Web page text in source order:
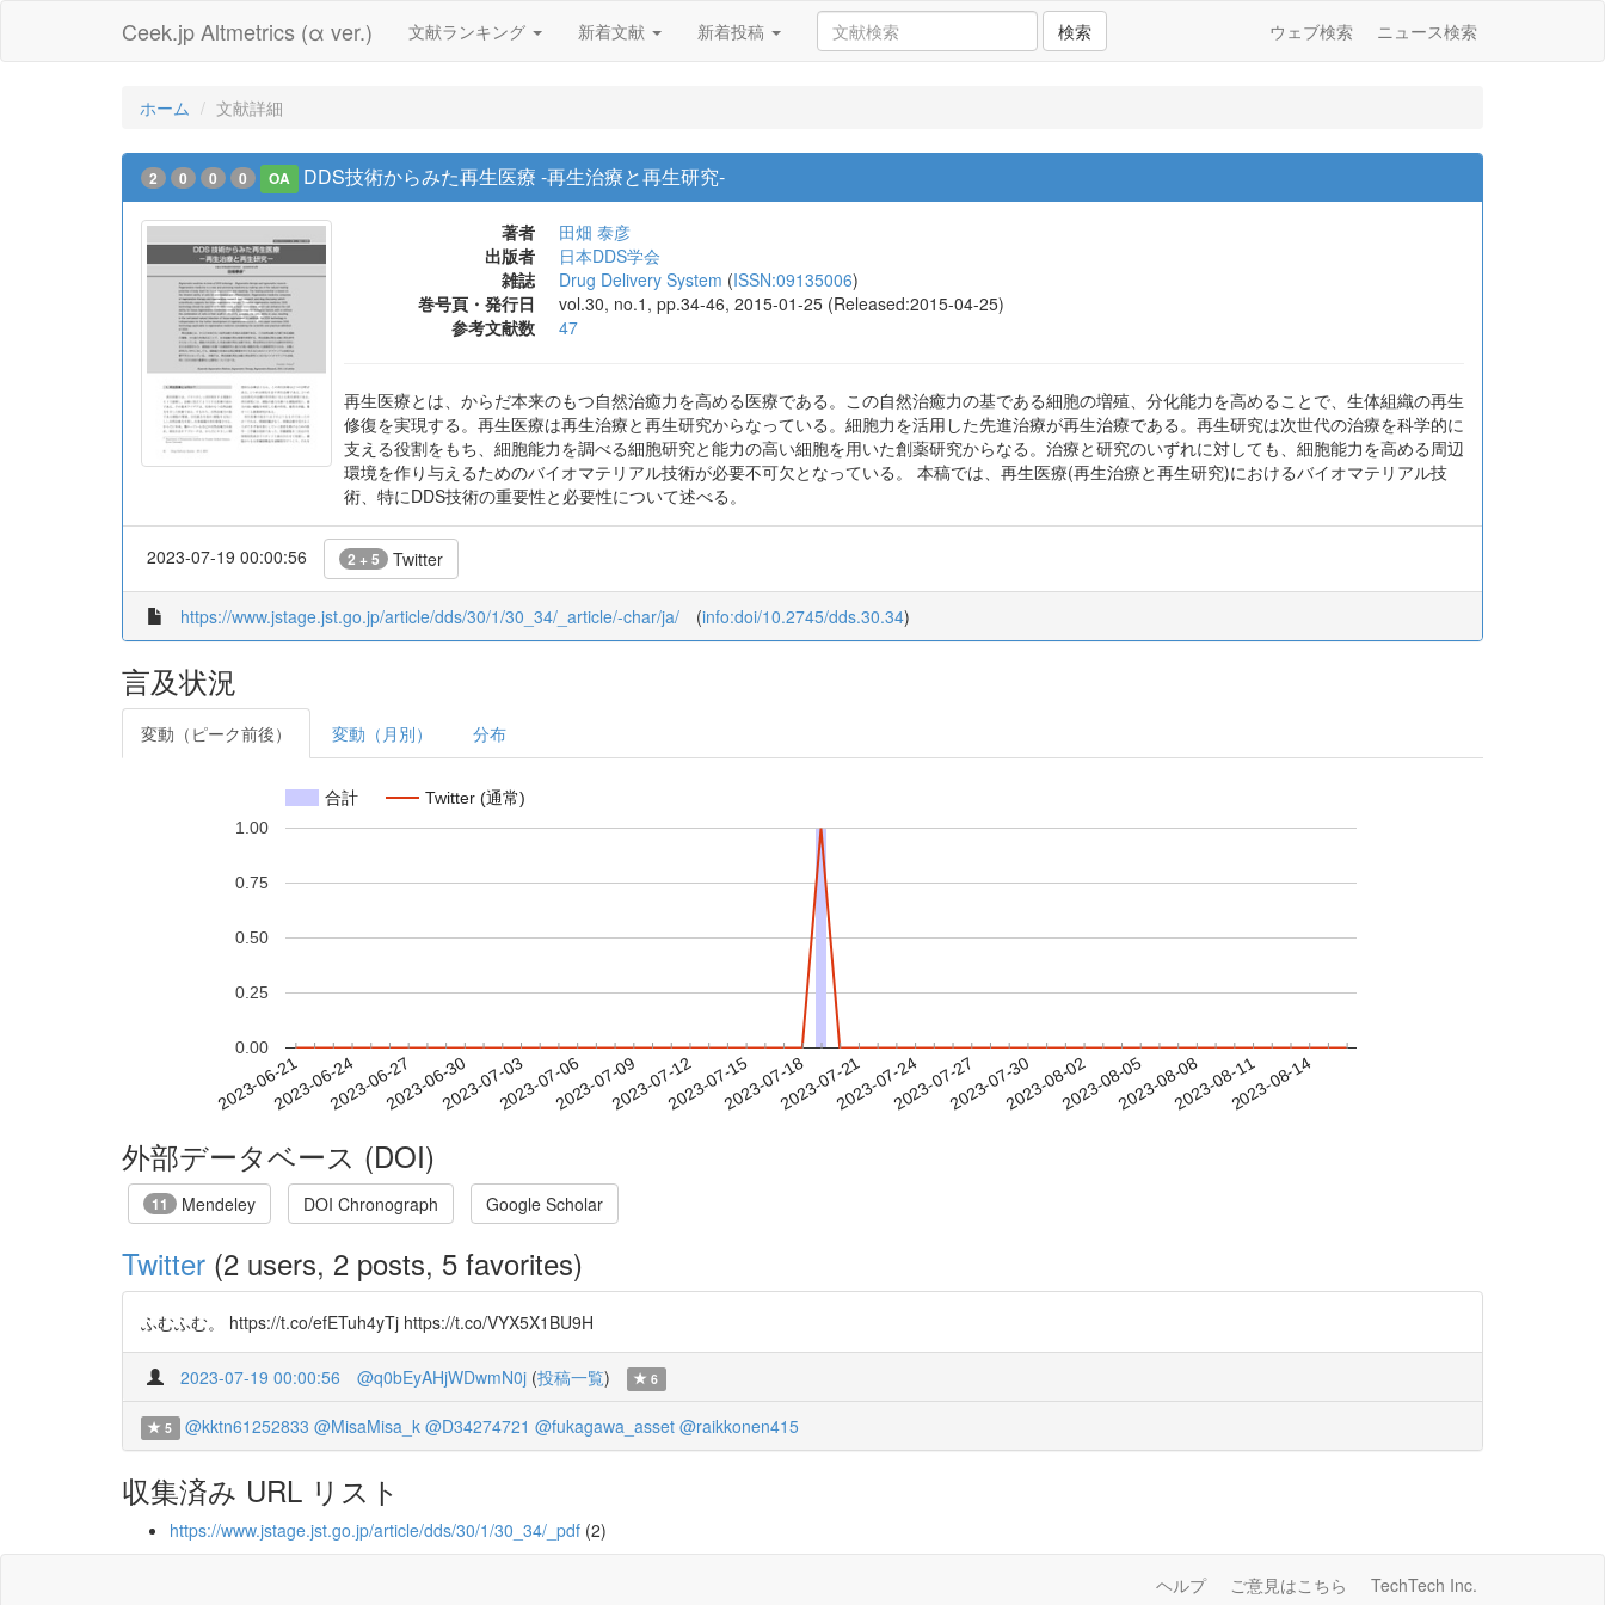
Ceek.jp Altmetrics (α ver.) 文献ランキング 新着文献 新着投稿 検索 ウェブ検索 ニュース検索
ホーム 文献詳細
2 0 0 0 OA DDS技術からみた再生医療 -再生治療と再生研究-
著者
田畑 泰彦
出版者
日本DDS学会
雑誌
Drug Delivery System (ISSN:09135006)
巻号頁・発行日
vol.30, no.1, pp.34-46, 2015-01-25 (Released:2015-04-25)
参考文献数
47
再生医療とは、からだ本来のもつ自然治癒力を高める医療である。この自然治癒力の基である細胞の増殖、分化能力を高めることで、生体組織の再生
修復を実現する。再生医療は再生治療と再生研究からなっている。細胞力を活用した先進治療が再生治療である。再生研究は次世代の治療を科学的に
支える役割をもち、細胞能力を調べる細胞研究と能力の高い細胞を用いた創薬研究からなる。治療と研究のいずれに対しても、細胞能力を高める周辺
環境を作り与えるためのバイオマテリアル技術が必要不可欠となっている。 本稿では、再生医療(再生治療と再生研究)におけるバイオマテリアル技
術、特にDDS技術の重要性と必要性について述べる。
2023-07-19 00:00:56 2 + 5 Twitter
https://www.jstage.jst.go.jp/article/dds/30/1/30_34/_article/-char/ja/ (info:doi/10.2745/dds.30.34)
言及状況
変動（ピーク前後） 変動（月別） 分布
合計 Twitter (通常)
2023-06-212023-06-242023-06-272023-06-302023-07-032023-07-062023-07-092023-07-122023-07-152023-07-182023-07-212023-07-242023-07-272023-07-302023-08-022023-08-052023-08-082023-08-112023-08-14
0.00
0.25
0.50
0.75
1.00
外部データベース (DOI)
11 Mendeley DOI Chronograph Google Scholar
Twitter (2 users, 2 posts, 5 favorites)
ふむふむ。 https://t.co/efETuh4yTj https://t.co/VYX5X1BU9H
2023-07-19 00:00:56 @q0bEyAHjWDwmN0j (投稿一覧) 6
5 @kktn61252833 @MisaMisa_k @D34274721 @fukagawa_asset @raikkonen415
収集済み URL リスト
https://www.jstage.jst.go.jp/article/dds/30/1/30_34/_pdf (2)
ヘルプ ご意見はこちら TechTech Inc.